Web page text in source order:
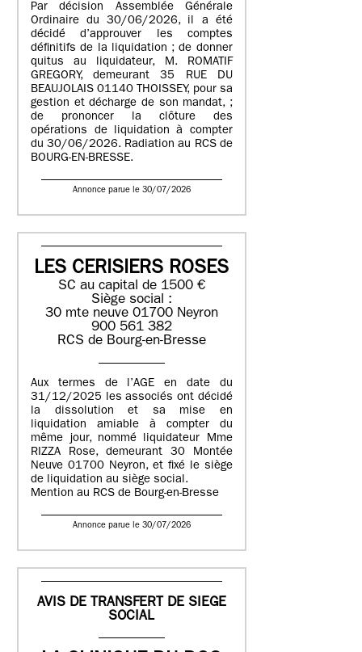
Par décision Assemblée Générale
Ordinaire du 30/06/2026, il a été
décidé d’approuver les comptes
définitifs de la liquidation ; de donner
quitus au liquidateur, M. ROMATIF
GREGORY, demeurant 35 RUE DU
BEAUJOLAIS 01140 THOISSEY, pour sa
gestion et décharge de son mandat, ;
de prononcer la clôture des
opérations de liquidation à compter
du 30/06/2026. Radiation au RCS de
BOURG-EN-BRESSE.
Annonce parue le 30/07/2026
LES CERISIERS ROSES
SC au capital de 1500 €
Siège social :
30 mte neuve 01700 Neyron
900 561 382
RCS de Bourg-en-Bresse
Aux termes de l’AGE en date du
31/12/2025 les associés ont décidé
la dissolution et sa mise en
liquidation amiable à compter du
même jour, nommé liquidateur Mme
RIZZA Rose, demeurant 30 Montée
Neuve 01700 Neyron, et fixé le siège
de liquidation au siège social.
Mention au RCS de Bourg-en-Bresse
Annonce parue le 30/07/2026
AVIS DE TRANSFERT DE SIEGE
SOCIAL